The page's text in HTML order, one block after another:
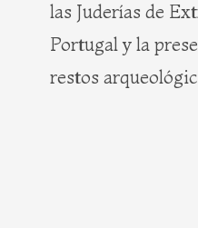
las Juderías de
Portugal y la
restos